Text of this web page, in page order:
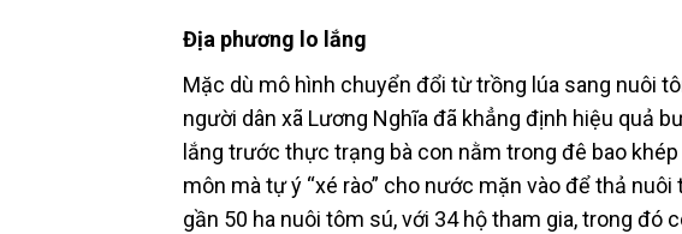
Địa phương lo lắng
Mặc dù mô hình chuyển đổi từ trồng lúa sang nuôi
người dân xã Lương Nghĩa đã khẳng định hiệu quả
lắng trước thực trạng bà con nằm trong đê bao
môn mà tự ý “xé rào” cho nước mặn vào để thả
gần 50 ha nuôi tôm sú, với 34 hộ tham gia, trong đó